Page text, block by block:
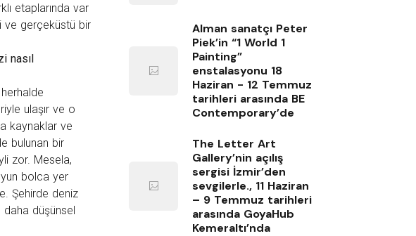
etaplarında var
ve gerçeküstü bir
nasıl
ulaşır ve o
kaynaklar ve
bulunan bir
zor. Mesela,
bolca yer
Şehirde deniz
düşünsel
Alman sanatçı Peter
Piek’in “1 World 1
Painting”
enstalasyonu 18
Haziran - 12 Temmuz
tarihleri arasında BE
Contemporary’de
The Letter Art
Gallery’nin açılış
sergisi İzmir’den
sevgilerle., 11 Haziran
– 9 Temmuz tarihleri
arasında GoyaHub
Kemeraltı’nda